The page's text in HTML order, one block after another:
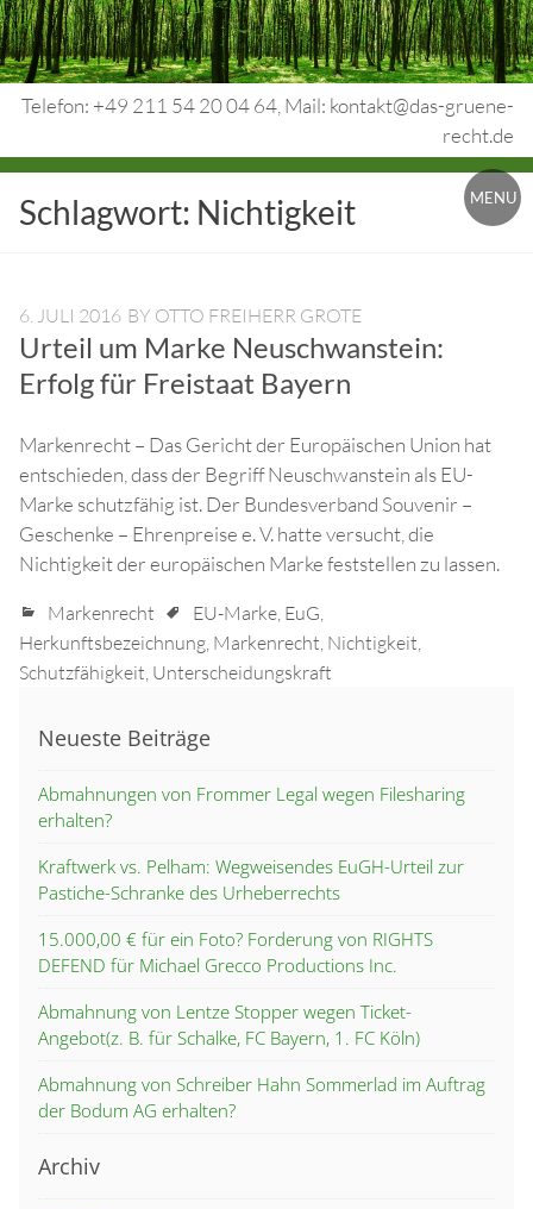
Skip
to
content
Telefon: +49 211 54 20 04 64, Mail: kontakt@das-gruene-
recht.de
Urheberrecht.
Medienrecht.
Rechtsschutz.
MENU
Schlagwort: Nichtigkeit
6. JULI 2016 BY OTTO FREIHERR GROTE
Urteil um Marke Neuschwanstein:
Erfolg für Freistaat Bayern
Markenrecht – Das Gericht der Europäischen Union hat
entschieden, dass der Begriff Neuschwanstein als EU-
Marke schutzfähig ist. Der Bundesverband Souvenir –
Geschenke – Ehrenpreise e. V. hatte versucht, die
Nichtigkeit der europäischen Marke feststellen zu lassen.
Markenrecht EU-Marke, EuG,
Herkunftsbezeichnung, Markenrecht, Nichtigkeit,
Schutzfähigkeit, Unterscheidungskraft
Neueste Beiträge
Abmahnungen von Frommer Legal wegen Filesharing
erhalten?
Kraftwerk vs. Pelham: Wegweisendes EuGH-Urteil zur
Pastiche-Schranke des Urheberrechts
15.000,00 € für ein Foto? Forderung von RIGHTS
DEFEND für Michael Grecco Productions Inc.
Abmahnung von Lentze Stopper wegen Ticket-
Angebot(z. B. für Schalke, FC Bayern, 1. FC Köln)
Abmahnung von Schreiber Hahn Sommerlad im Auftrag
der Bodum AG erhalten?
Archiv